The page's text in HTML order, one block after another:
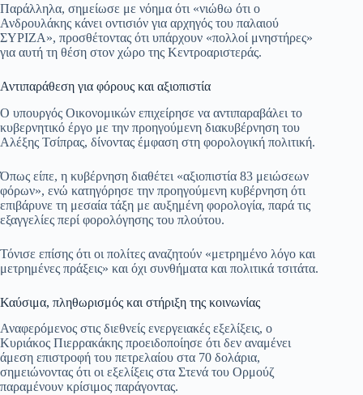
Παράλληλα, σημείωσε με νόημα ότι «νιώθω ότι ο
Ανδρουλάκης κάνει οντισιόν για αρχηγός του παλαιού
ΣΥΡΙΖΑ», προσθέτοντας ότι υπάρχουν «πολλοί μνηστήρες»
για αυτή τη θέση στον χώρο της Κεντροαριστεράς.
Αντιπαράθεση για φόρους και αξιοπιστία
Ο υπουργός Οικονομικών επιχείρησε να αντιπαραβάλει το
κυβερνητικό έργο με την προηγούμενη διακυβέρνηση του
Αλέξης Τσίπρας, δίνοντας έμφαση στη φορολογική πολιτική.
Όπως είπε, η κυβέρνηση διαθέτει «αξιοπιστία 83 μειώσεων
φόρων», ενώ κατηγόρησε την προηγούμενη κυβέρνηση ότι
επιβάρυνε τη μεσαία τάξη με αυξημένη φορολογία, παρά τις
εξαγγελίες περί φορολόγησης του πλούτου.
Τόνισε επίσης ότι οι πολίτες αναζητούν «μετρημένο λόγο και
μετρημένες πράξεις» και όχι συνθήματα και πολιτικά τσιτάτα.
Καύσιμα, πληθωρισμός και στήριξη της κοινωνίας
Αναφερόμενος στις διεθνείς ενεργειακές εξελίξεις, ο
Κυριάκος Πιερρακάκης προειδοποίησε ότι δεν αναμένει
άμεση επιστροφή του πετρελαίου στα 70 δολάρια,
σημειώνοντας ότι οι εξελίξεις στα Στενά του Ορμούζ
παραμένουν κρίσιμος παράγοντας.